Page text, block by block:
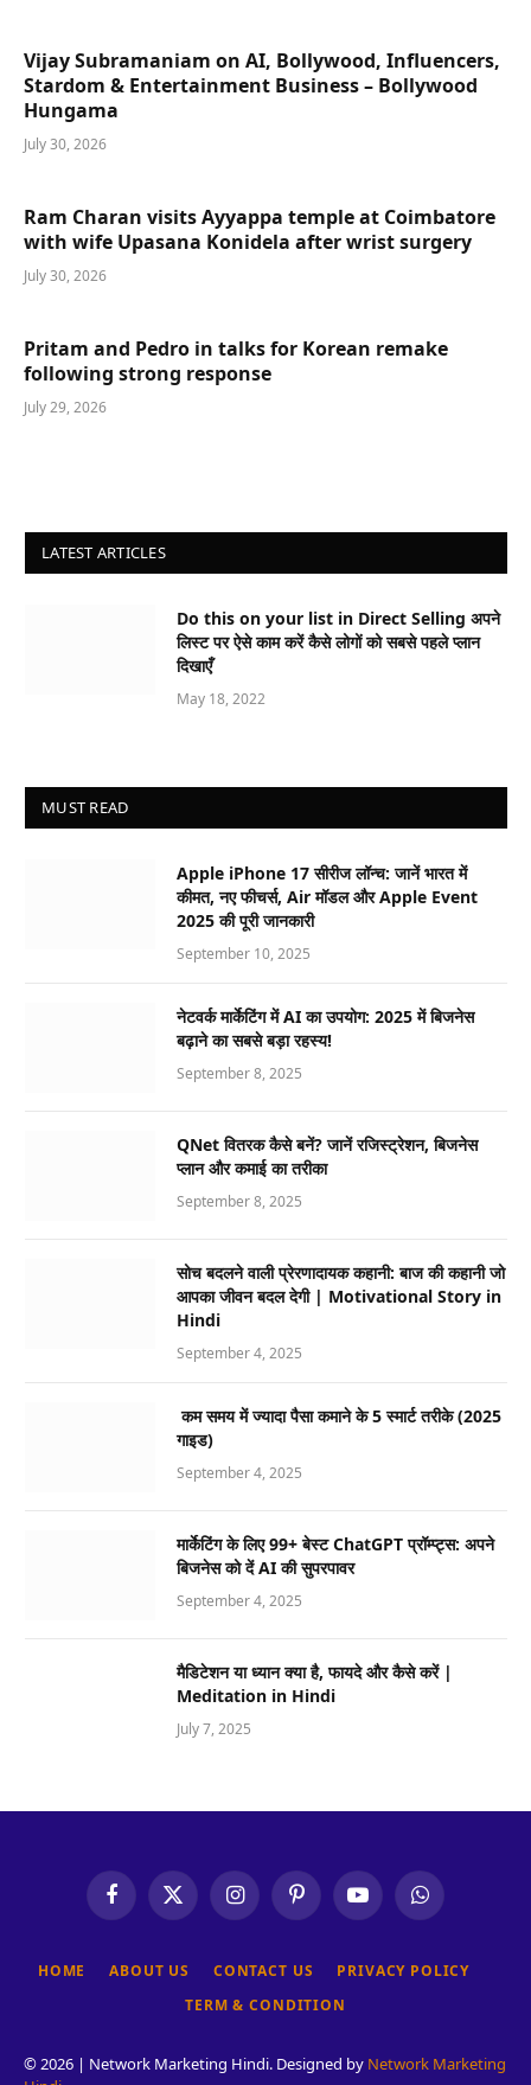
Vijay Subramaniam on AI, Bollywood, Influencers,
Stardom & Entertainment Business – Bollywood
Hungama
July 30, 2026
Ram Charan visits Ayyappa temple at Coimbatore
with wife Upasana Konidela after wrist surgery
July 30, 2026
Pritam and Pedro in talks for Korean remake
following strong response
July 29, 2026
LATEST ARTICLES
Do this on your list in Direct Selling अपने
लिस्ट पर ऐसे काम करें कैसे लोगों को सबसे पहले प्लान
दिखाएँ
May 18, 2022
MUST READ
Apple iPhone 17 सीरीज लॉन्च: जानें भारत में
कीमत, नए फीचर्स, Air मॉडल और Apple Event
2025 की पूरी जानकारी
September 10, 2025
नेटवर्क मार्केटिंग में AI का उपयोग: 2025 में बिजनेस
बढ़ाने का सबसे बड़ा रहस्य!
September 8, 2025
QNet वितरक कैसे बनें? जानें रजिस्ट्रेशन, बिजनेस
प्लान और कमाई का तरीका
September 8, 2025
सोच बदलने वाली प्रेरणादायक कहानी: बाज की कहानी जो
आपका जीवन बदल देगी | Motivational Story in
Hindi
September 4, 2025
कम समय में ज्यादा पैसा कमाने के 5 स्मार्ट तरीके (2025
गाइड)
September 4, 2025
मार्केटिंग के लिए 99+ बेस्ट ChatGPT प्रॉम्प्ट्स: अपने
बिजनेस को दें AI की सुपरपावर
September 4, 2025
मैडिटेशन या ध्यान क्या है, फायदे और कैसे करें |
Meditation in Hindi
July 7, 2025
FacebookX
(Twitter)
InstagramPinterestYouTubeWhatsApp
HOME ABOUT US CONTACT US
PRIVACY POLICY
TERM & CONDITION
© 2026 | Network Marketing Hindi. Designed by Network Marketing